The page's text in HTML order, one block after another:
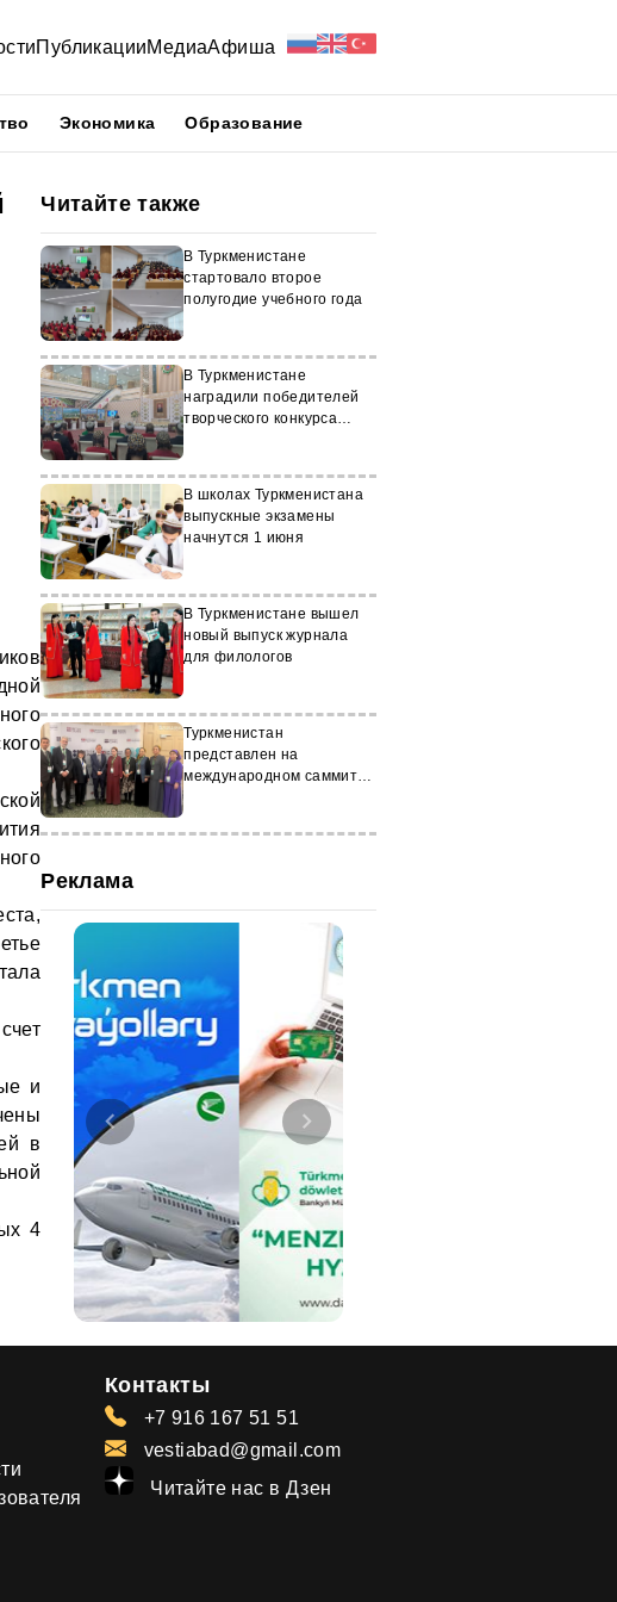
ПубликацииМедиаАфиша
Экономика Образование
и
в
4
Читайте также
В Туркменистане
стартовало второе
полугодие учебного года
В Туркменистане
наградили победителей
творческого конкурса
В школах Туркменистана
выпускные экзамены
начнутся 1 июня
В Туркменистане вышел
новый выпуск журнала
для филологов
Туркменистан
представлен на
международном саммите
Реклама
Контакты
+7 916 167 51 51
vestiabad@gmail.com
Читайте нас в Дзен